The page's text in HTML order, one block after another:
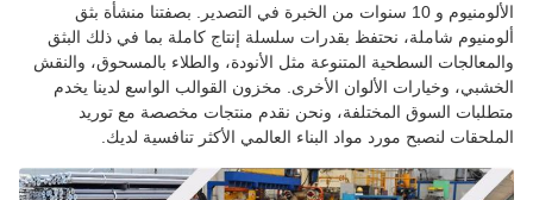
الألومنيوم و 10 سنوات من الخبرة في التصدير. بصفتنا منشأة بثق
ألومنيوم شاملة، نحتفظ بقدرات سلسلة إنتاج كاملة بما في ذلك البثق
والمعالجات السطحية المتنوعة مثل الأنودة، والطلاء بالمسحوق، والنقش
الخشبي، وخيارات الألوان الأخرى. مخزون القوالب الواسع لدينا يخدم
متطلبات السوق المختلفة، ونحن نقدم منتجات مخصصة مع توريد
الملحقات لنصبح مورد مواد البناء العالمي الأكثر تنافسية لديك.